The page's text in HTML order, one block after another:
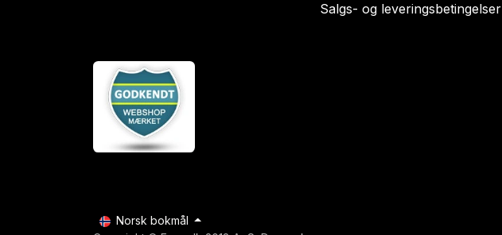
Salgs- og leveringsbetingelser
Norsk bokmål